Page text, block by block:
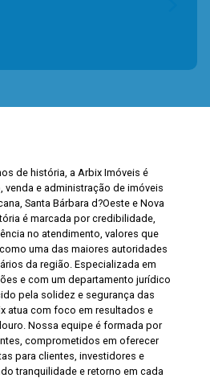
de história, a Arbix Imóveis é
venda e administração de imóveis
Santa Bárbara d?Oeste e Nova
é marcada por credibilidade,
no atendimento, valores que
uma das maiores autoridades
da região. Especializada em
e com um departamento jurídico
pela solidez e segurança das
atua com foco em resultados e
Nossa equipe é formada por
comprometidos em oferecer
para clientes, investidores e
tranquilidade e retorno em cada